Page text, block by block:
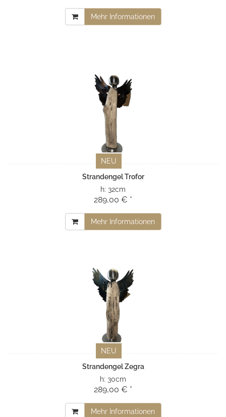
Mehr Informationen
NEU
Strandengel Trofor
h: 32cm
289,00 € *
Mehr Informationen
NEU
Strandengel Zegra
h: 30cm
289,00 € *
Mehr Informationen